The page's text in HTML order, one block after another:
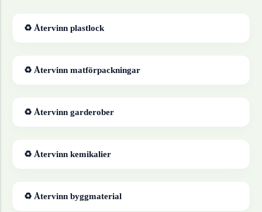
♻ Återvinn plastlock
♻ Återvinn matförpackningar
♻ Återvinn garderober
♻ Återvinn kemikalier
♻ Återvinn byggmaterial